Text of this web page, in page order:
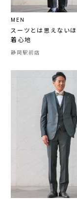
MEN
スーツとは思えない
着心地
静岡駅前店